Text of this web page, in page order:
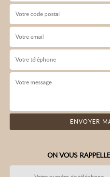
ON VOUS